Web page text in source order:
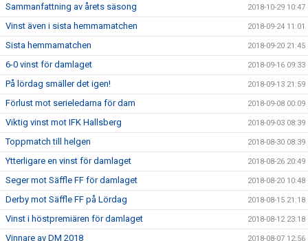
Sammanfattning av årets säsong 2018-10-29 10:47
Vinst även i sista hemmamatchen 2018-09-24 11:01
Sista hemmamatchen 2018-09-20 21:45
6-0 vinst för damlaget 2018-09-16 09:33
På lördag smäller det igen! 2018-09-13 21:59
Förlust mot serieledarna för dam 2018-09-08 00:09
Viktig vinst mot IFK Hallsberg 2018-09-03 08:39
Toppmatch till helgen 2018-08-30 08:39
Ytterligare en vinst för damlaget 2018-08-26 20:49
Seger mot Säffle FF för damlaget 2018-08-20 10:48
Derby mot Säffle FF på Lördag 2018-08-15 21:18
Vinst i höstpremiären för damlaget 2018-08-12 23:18
Vinnare av DM 2018 2018-08-07 12:56